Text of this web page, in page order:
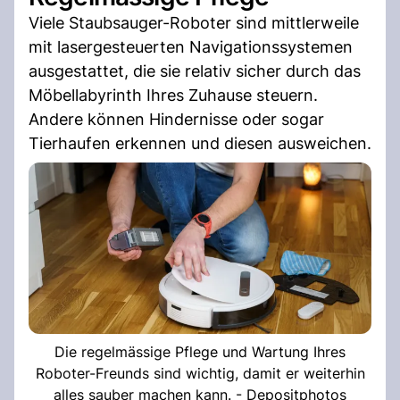
Viele Staubsauger-Roboter sind mittlerweile
mit lasergesteuerten Navigationssystemen
ausgestattet, die sie relativ sicher durch das
Möbellabyrinth Ihres Zuhause steuern.
Andere können Hindernisse oder sogar
Tierhaufen erkennen und diesen ausweichen.
Die regelmässige Pflege und Wartung Ihres
Roboter-Freunds sind wichtig, damit er weiterhin
alles sauber machen kann. - Depositphotos